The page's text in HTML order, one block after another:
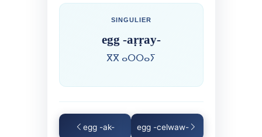
SINGULIER
egg -aṛṛay-
ⴳⴳ ⴰⵔⵔⴰⵢ
egg -ak- egg -celwaw-